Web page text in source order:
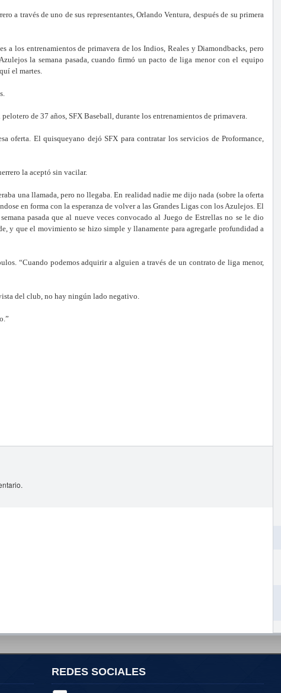
a través de uno de sus representantes, Orlando Ventura, después de su primera
a los entrenamientos de primavera de los Indios, Reales y Diamondbacks, pero
la semana pasada, cuando firmó un pacto de liga menor con el equipo
el martes.
de 37 años, SFX Baseball, durante los entrenamientos de primavera.
oferta. El quisqueyano dejó SFX para contratar los servicios de Proformance,
la aceptó sin vacilar.
una llamada, pero no llegaba. En realidad nadie me dijo nada (sobre la oferta
en forma con la esperanza de volver a las Grandes Ligas con los Azulejos. El
pasada que al nueve veces convocado al Juego de Estrellas no se le dio
y que el movimiento se hizo simple y llanamente para agregarle profundidad a
“Cuando podemos adquirir a alguien a través de un contrato de liga menor,
del club, no hay ningún lado negativo.
REDES SOCIALES